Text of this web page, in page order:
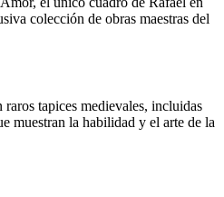
colección de obras maestras del
raros tapices medievales, incluidas
muestran la habilidad y el arte de la